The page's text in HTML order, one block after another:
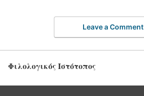
Leave a Comment
Φιλολογικός Ιστότοπος